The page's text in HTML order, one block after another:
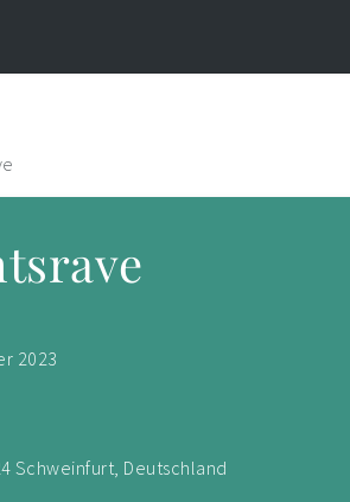
2023
Schweinfurt, Deutschland